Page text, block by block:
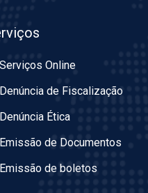
Serviços Online
Denúncia de Fiscalização
Denúncia Ética
Emissão de Documentos
Emissão de boletos